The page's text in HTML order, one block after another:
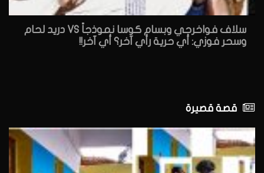
سلاف فواخرجي وبسام كوسا نموذجاً VS دريد لحام
وسحر فوزي: أي حرية رأي آخر؟ أي آخر!!
قصة قصيرة